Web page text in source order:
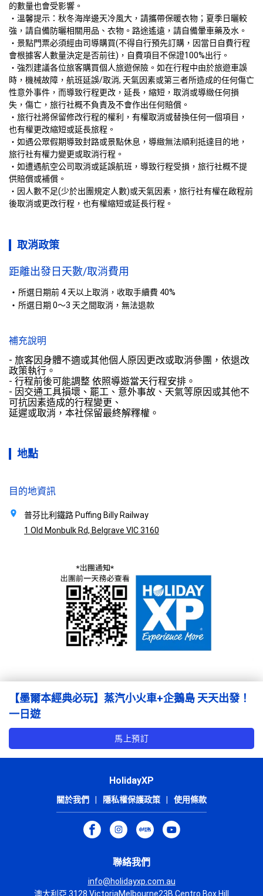
的數量也會受影響。
・溫馨提示：秋冬海岸邊天冷風大，請攜帶保暖衣物；夏季日曬較
強，請自備防曬相關用品、衣物。路途遙遠，請自備暈車藥及水。
・景點門票必須經由司導購買(不得自行預先訂購，因當日自費行程
會根據客人數量決定是否前往)，自費項目不保證100%出行。
・強烈建議各位旅客購買個人旅遊保險。如在行程中由於旅遊車誤
時，機械故障，航班延誤/取消, 天氣因素或第三者所造成的任何傷亡
性意外事件，而導致行程更改，延長，縮短，取消或導緻任何損
失，傷亡，旅行社概不負責及不會作出任何賠償。
・旅行社將保留修改行程的權利，有權取消或替換任何一個項目，
也有權更改縮短或延長旅程。
・如遇公眾假期導致封路或景點休息，導緻無法順利抵達目的地，
旅行社有權力變更或取消行程。
・如遭遇航空公司取消或延誤航班，導致行程受損，旅行社概不提
供賠償或補償。
・因人數不足(少於出團規定人數)或天氣因素，旅行社有權在啟程前
後取消或更改行程，也有權縮短或延長行程。
取消政策
距離出發日天數/取消費用
所選日期前 4 天以上取消，收取手續費 40%
所選日期 0～3 天之間取消，無法退款
補充說明
- 旅客因身體不適或其他個人原因更改或取消參團，依退改
政策執行。
- 行程前後可能調整 依照導遊當天行程安排。
- 因交通工具損壞、罷工、意外事故、天氣等原因或其他不
可抗因素造成的行程變更、
延遲或取消，本社保留最終解釋權。
地點
目的地資訊
普芬比利鐵路 Puffing Billy Railway
1 Old Monbulk Rd, Belgrave VIC 3160
【墨爾本經典必玩】蒸汽小火車+企鵝島 天天出發！
一日遊
馬上預訂
HolidayXP
關於我們 隱私權保護政策 使用條款
聯絡我們
info@holidayxp.com.au
澳大利亞 3128 VictoriaMelbourne23B Centro Box Hill